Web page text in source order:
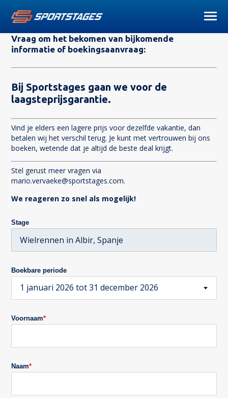
Vraag om het bekomen van bijkomende
informatie of boekingsaanvraag:
Bij Sportstages gaan we voor de
laagsteprijsgarantie.
Vind je elders een lagere prijs voor dezelfde vakantie, dan
betalen wij het verschil terug. Je kunt met vertrouwen bij ons
boeken, wetende dat je altijd de beste deal krijgt.
Stel gerust meer vragen via
mario.vervaeke@sportstages.com.
We reageren zo snel als mogelijk!
Stage
Boekbare periode
1 januari 2026 tot 31 december 2026
Voornaam*
Naam*